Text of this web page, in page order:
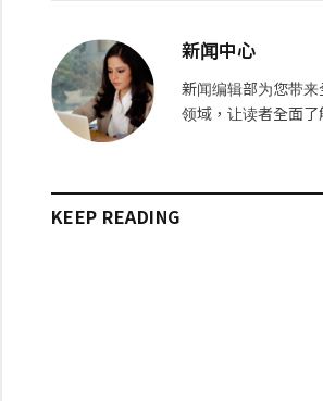
新闻中心
新闻编辑部为您带
领域，让读者全面了
KEEP READING